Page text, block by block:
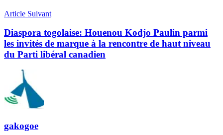
Article Suivant
Diaspora togolaise: Houenou Kodjo Paulin parmi
les invités de marque à la rencontre de haut niveau
du Parti libéral canadien
gakogoe